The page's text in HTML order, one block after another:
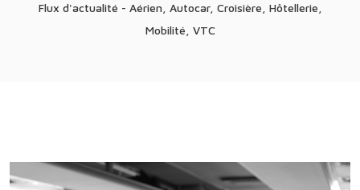
Flux d'actualité - Aérien, Autocar, Croisière, Hôtellerie,
Mobilité, VTC